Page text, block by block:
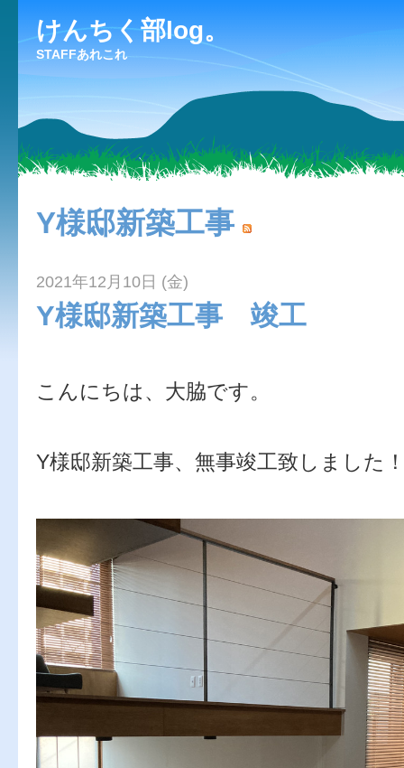
けんちく部log。
STAFFあれこれ
Y様邸新築工事
2021年12月10日 (金)
Y様邸新築工事 竣工
こんにちは、大脇です。
Y様邸新築工事、無事竣工致しました